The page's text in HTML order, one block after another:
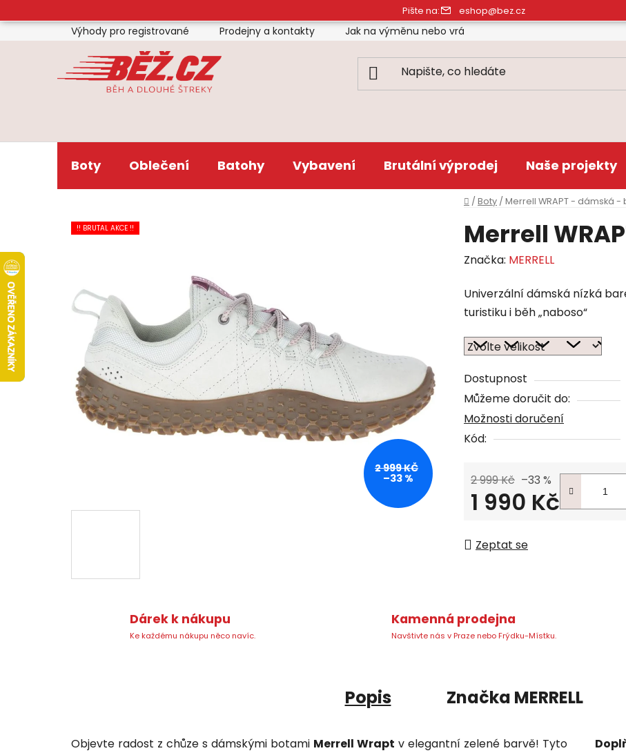
na
obsah
Pište na: eshop@bez.cz
Výhody pro registrované Prodejny a kontakty Jak na výměnu nebo vrácení zboží
Boty Oblečení Batohy Vybavení Brutální výprodej Naše projekty
Domů
/ Boty / Merrell WRAPT - dámská -
Merrell
Značka: MERRELL
Univerzální dámská nízká
turistiku i běh „naboso“
Dostupnost
Můžeme doručit do:
Možnosti doručení
Kód:
2 999 Kč –33 %
1 990 Kč
Zeptat se
!! BRUTAL AKCE !!
2 999 KČ
–33 %
Dárek k nákupu
Ke každému nákupu něco navíc.
Kamenná prodejna
Navštivte nás v Praze nebo Frýdku-Místku.
Popis Značka MERRELL
Objevte radost z chůze s dámskými botami Merrell Wrapt v elegantní zelené barvě! Tyto